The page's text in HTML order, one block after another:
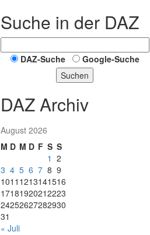
Suche in der DAZ
DAZ-Suche
Google-Suche
Suchen
DAZ Archiv
August 2026
M D M D F S S
1 2
3 4 5 6 7 8 9
1011 1213141516
17181920212223
24252627282930
31
« Juli